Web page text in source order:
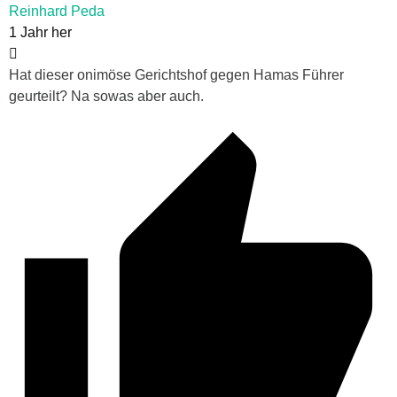
Reinhard Peda
1 Jahr her
Hat dieser onimöse Gerichtshof gegen Hamas Führer
geurteilt? Na sowas aber auch.